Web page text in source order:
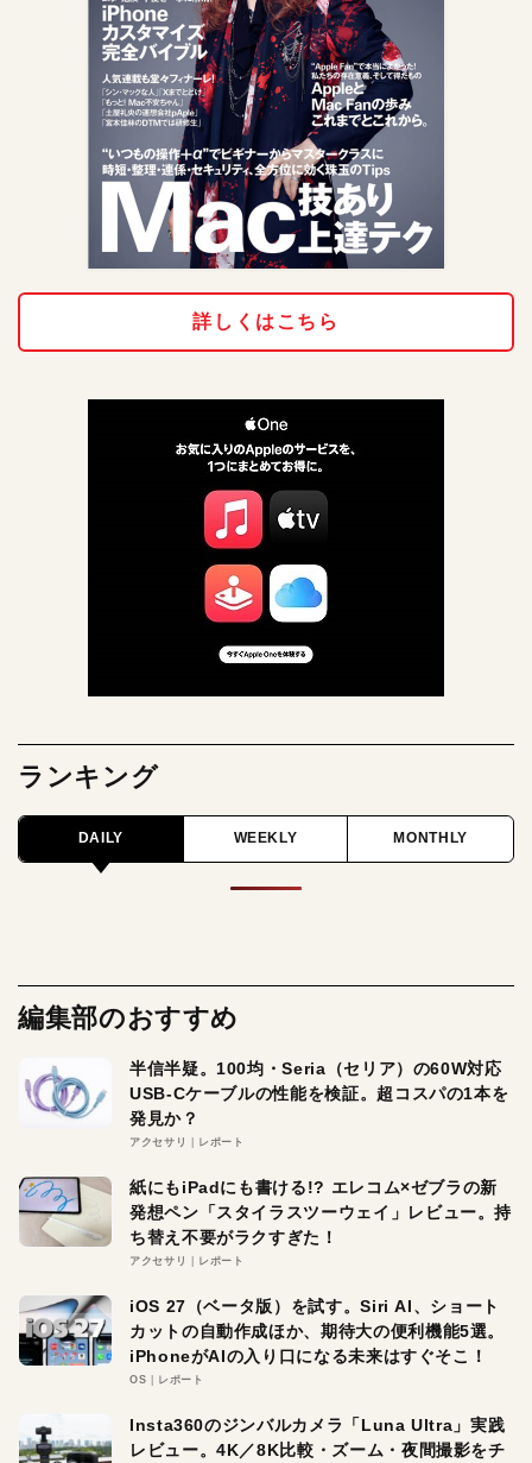
詳しくはこちら
ランキング
DAILY WEEKLY MONTHLY
編集部のおすすめ
半信半疑。100均・Seria（セリア）の60W対応
USB-Cケーブルの性能を検証。超コスパの1本を
発見か？
アクセサリ レポート
紙にもiPadにも書ける!? エレコム×ゼブラの新
発想ペン「スタイラスツーウェイ」レビュー。持
ち替え不要がラクすぎた！
アクセサリ レポート
iOS 27（ベータ版）を試す。Siri AI、ショート
カットの自動作成ほか、期待大の便利機能5選。
iPhoneがAIの入り口になる未来はすぐそこ！
OS レポート
Insta360のジンバルカメラ「Luna Ultra」実践
レビュー。4K／8K比較・ズーム・夜間撮影をチ